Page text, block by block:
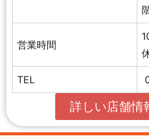
営業時間
TEL
詳しい店舗情